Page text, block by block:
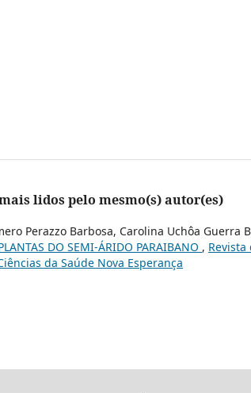
lidos pelo mesmo(s) autor(es)
Perazzo Barbosa, Carolina Uchôa Guerra
DO SEMI-ÁRIDO PARAIBANO , Revista
da Saúde Nova Esperança